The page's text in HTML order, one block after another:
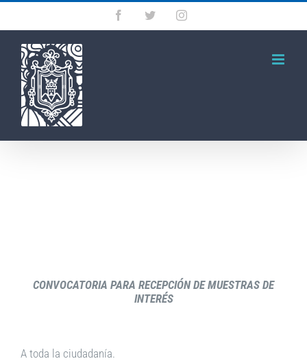
Saltar
contenido
FacebookTwitterInstagram
CONVOCATORIA PARA RECEPCIÓN DE MUESTRAS DE
INTERÉS
A toda la ciudadanía.